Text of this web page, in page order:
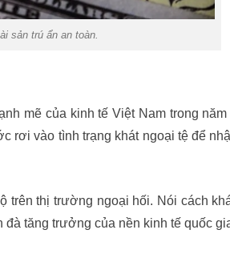
sản trú ẩn an toàn.
mẽ của kinh tế Việt Nam trong
rơi vào tình trạng khát ngoại tệ để
trên thị trường ngoại hối. Nói cách
tăng trưởng của nền kinh tế quốc